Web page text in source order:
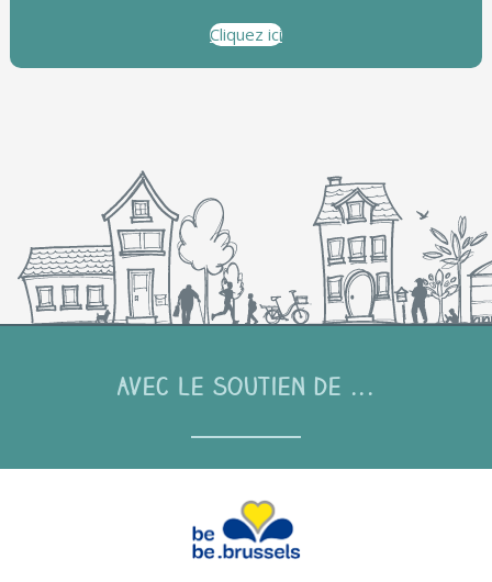
Cliquez ici
Avec le soutien de ...